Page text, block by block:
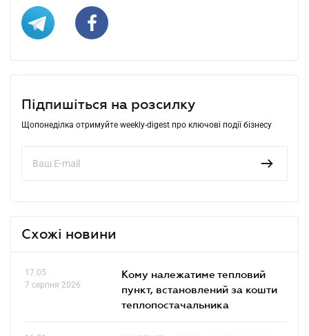
Підпишіться на розсилку
Щопонеділка отримуйте weekly-digest про ключові події бізнесу
Схожі новини
17.05
7 серпня 2026
Кому належатиме тепловий
пункт, встановлений за кошти
теплопостачальника